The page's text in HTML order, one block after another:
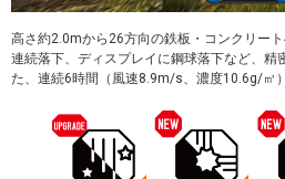
高さ約2.0mから26方向の鉄板・コンクリー
連続落下、ディスプレイに鋼球落下など、精
た、連続6時間（風速8.9m/s、濃度10.6g/㎥